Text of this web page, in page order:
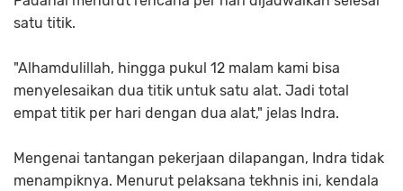
satu titik.
"Alhamdulillah, hingga pukul 12 malam kami bisa
menyelesaikan dua titik untuk satu alat. Jadi total
empat titik per hari dengan dua alat," jelas Indra.
Mengenai tantangan pekerjaan dilapangan, Indra tidak
menampiknya. Menurut pelaksana tekhnis ini, kendala